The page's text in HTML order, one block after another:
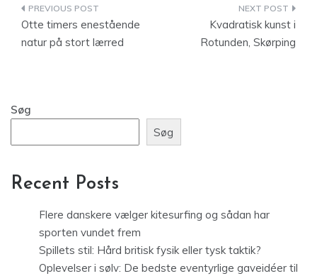
Indlægsnavigation
Otte timers enestående
natur på stort lærred
Kvadratisk kunst i
Rotunden, Skørping
Søg
Søg
Recent Posts
Flere danskere vælger kitesurfing og sådan har
sporten vundet frem
Spillets stil: Hård britisk fysik eller tysk taktik?
Oplevelser i sølv: De bedste eventyrlige gaveidéer til